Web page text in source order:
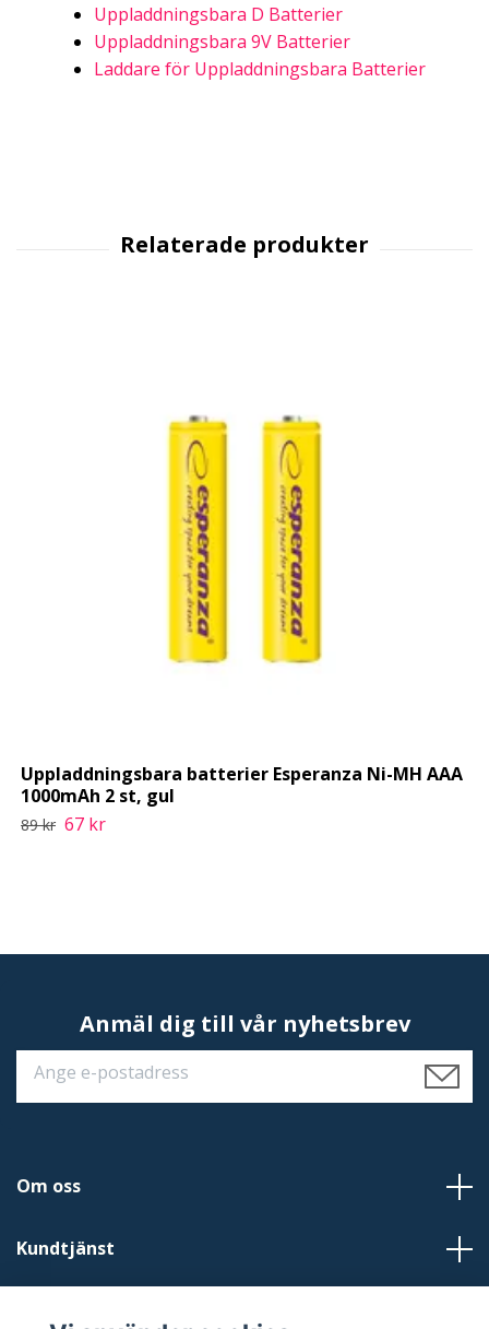
Uppladdningsbara D Batterier
Uppladdningsbara 9V Batterier
Laddare för Uppladdningsbara Batterier
Uppladdningsbara batterier Esperanza Ni-MH AAA
1000mAh 2 st, gul
89 kr 67 kr
Anmäl dig till vår nyhetsbrev
Om oss
Kundtjänst